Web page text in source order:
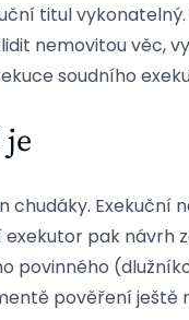
titul
nemovitou věc,
soudního
chudáky.
pak
pověření ještě